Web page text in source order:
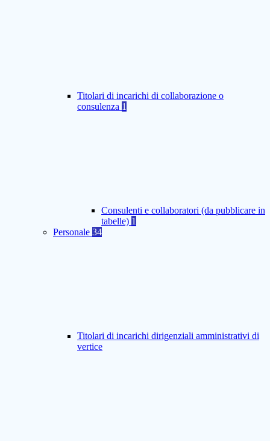
Titolari di incarichi di collaborazione o
consulenza 1
Consulenti e collaboratori (da pubblicare in
tabelle) 1
Personale 34
Titolari di incarichi dirigenziali amministrativi di
vertice